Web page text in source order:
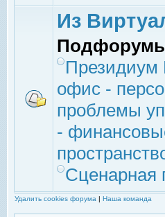
Из
офис -
проблемы
-
Сценарная
Удалить cookies форума | Наша команда